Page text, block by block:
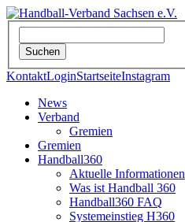
KontaktLoginStartseiteInstagram
News
Verband
Gremien
Gremien
Handball360
Aktuelle Informationen
Was ist Handball 360
Handball360 FAQ
Systemeinstieg H360